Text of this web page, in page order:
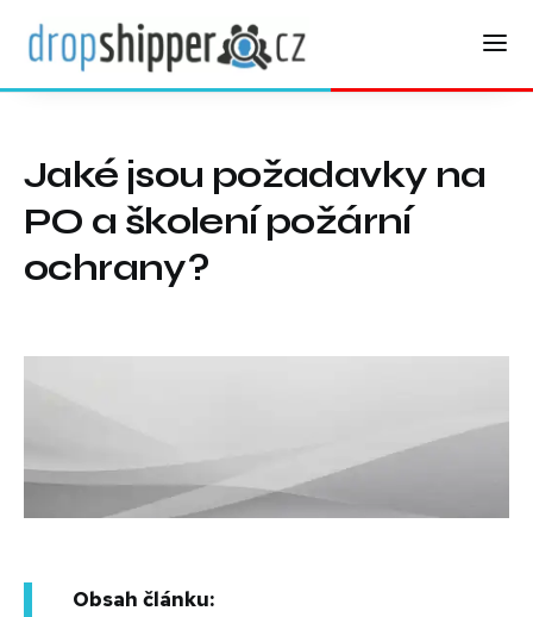
Jaké jsou požadavky na
PO a školení požární
ochrany?
Obsah článku: